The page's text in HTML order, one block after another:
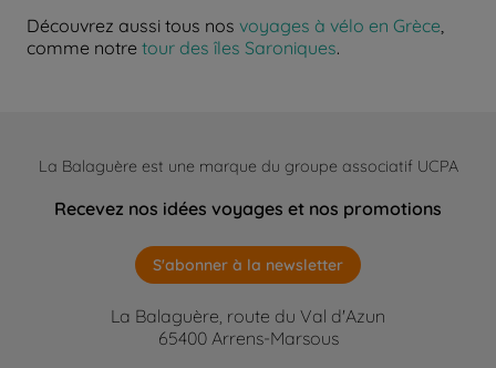
Découvrez aussi tous nos voyages à vélo en Grèce,
comme notre tour des îles Saroniques.
La Balaguère est une marque du groupe associatif UCPA
Recevez nos idées voyages et nos promotions
S'abonner à la newsletter
La Balaguère, route du Val d'Azun
65400 Arrens-Marsous